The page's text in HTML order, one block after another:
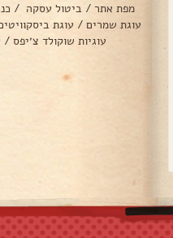
מפת אתר / ביטול עסקה /
עוגת שמרים / עוגת
עוגיות שוקולד צ׳יפס /